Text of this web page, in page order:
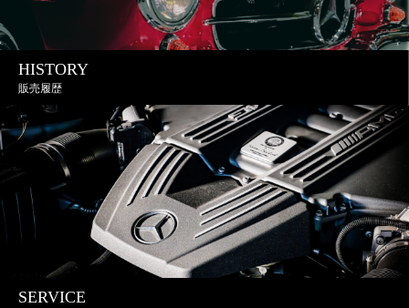
HISTORY
販売履歴
SERVICE